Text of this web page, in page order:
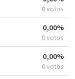
0 votos
0,00%
0 votos
0,00%
0 votos